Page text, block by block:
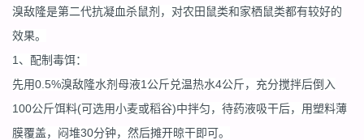
溴敌隆是第二代抗凝血杀鼠剂，对农田鼠类和家栖鼠类都有较好的
效果。
1、配制毒饵：
先用0.5%溴敌隆水剂母液1公斤兑温热水4公斤，充分搅拌后倒入
100公斤饵料(可选用小麦或稻谷)中拌匀，待药液吸干后，用塑料薄
膜覆盖，闷堆30分钟，然后摊开晾干即可。